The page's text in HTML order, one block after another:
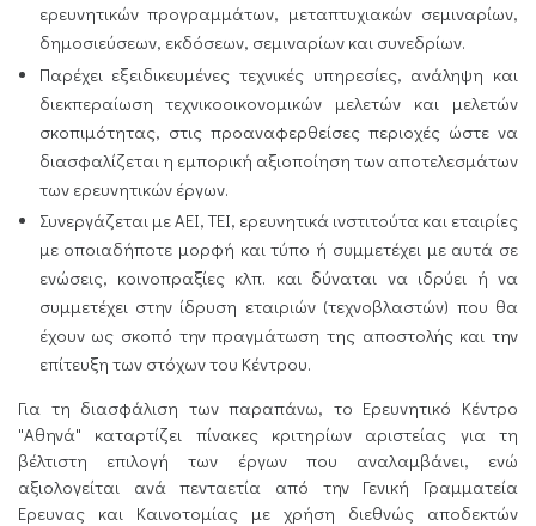
ερευνητικών προγραμμάτων, μεταπτυχιακών σεμιναρίων,
δημοσιεύσεων, εκδόσεων, σεμιναρίων και συνεδρίων.
Παρέχει εξειδικευμένες τεχνικές υπηρεσίες, ανάληψη και
διεκπεραίωση τεχνικοοικονομικών μελετών και μελετών
σκοπιμότητας, στις προαναφερθείσες περιοχές ώστε να
διασφαλίζεται η εμπορική αξιοποίηση των αποτελεσμάτων
των ερευνητικών έργων.
Συνεργάζεται με ΑΕΙ, ΤΕΙ, ερευνητικά ινστιτούτα και εταιρίες
με οποιαδήποτε μορφή και τύπο ή συμμετέχει με αυτά σε
ενώσεις, κοινοπραξίες κλπ. και δύναται να ιδρύει ή να
συμμετέχει στην ίδρυση εταιριών (τεχνοβλαστών) που θα
έχουν ως σκοπό την πραγμάτωση της αποστολής και την
επίτευξη των στόχων του Κέντρου.
Για τη διασφάλιση των παραπάνω, το Ερευνητικό Κέντρο
"Αθηνά" καταρτίζει πίνακες κριτηρίων αριστείας για τη
βέλτιστη επιλογή των έργων που αναλαμβάνει, ενώ
αξιολογείται ανά πενταετία από την Γενική Γραμματεία
Ερευνας και Καινοτομίας με χρήση διεθνώς αποδεκτών